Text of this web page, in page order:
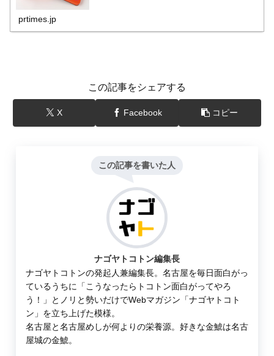
prtimes.jp
この記事をシェアする
X Facebook コピー
この記事を書いた人
ナゴヤトコトン編集長
ナゴヤトコトンの発起人兼編集長。名古屋を毎日面白がっ
ているうちに「こうなったらトコトン面白がってやろ
う！」とノリと勢いだけでWebマガジン「ナゴヤトコト
ン」を立ち上げた模様。
名古屋と名古屋めしが何よりの栄養源。好きな金鯱は名古
屋城の金鯱。